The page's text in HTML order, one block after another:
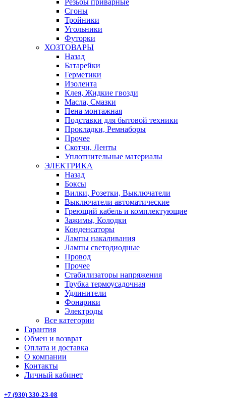
Сгоны
Тройники
Угольники
Футорки
ХОЗТОВАРЫ
Назад
Батарейки
Герметики
Изолента
Клея, Жидкие гвозди
Масла, Смазки
Пена монтажная
Подставки для бытовой техники
Прокладки, Ремнаборы
Прочее
Скотчи, Ленты
Уплотнительные материалы
ЭЛЕКТРИКА
Назад
Боксы
Вилки, Розетки, Выключатели
Выключатели автоматические
Греющий кабель и комплектующие
Зажимы, Колодки
Конденсаторы
Лампы накаливания
Лампы светодиодные
Провод
Прочее
Стабилизаторы напряжения
Трубка термоусадочная
Удлинители
Фонарики
Электроды
Все категории
Гарантия
Обмен и возврат
Оплата и доставка
О компании
Контакты
Личный кабинет
+7 (930) 330-23-08